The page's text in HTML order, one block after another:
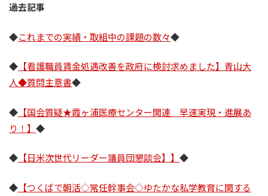
過去記事
◆これまでの実績・取組中の課題の数々◆
◆ 【看護職員賃金処遇改善を政府に検討求めました】青山大
人◆質問主意書◆
◆ 【国会質疑★霞ヶ浦医療センター関連 早速実現・進展あ
り！】 ◆
◆ 【日米次世代リーダー議員団懇談会】 】 ◆
◆ 【つくばで朝活◇常任幹事会◇ゆたかな私学教育に関する